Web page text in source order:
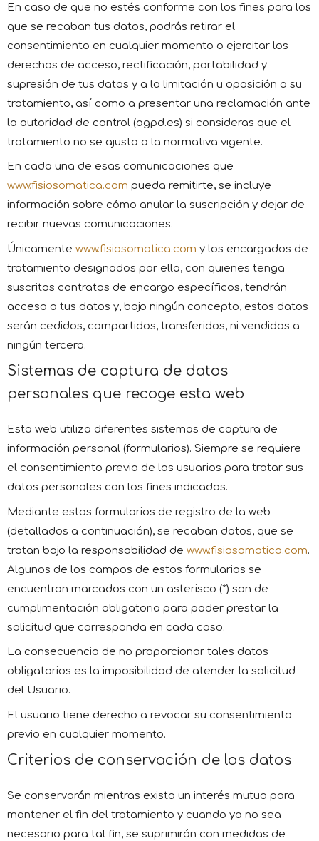
En caso de que no estés conforme con los fines para los
que se recaban tus datos, podrás retirar el
consentimiento en cualquier momento o ejercitar los
derechos de acceso, rectificación, portabilidad y
supresión de tus datos y a la limitación u oposición a su
tratamiento, así como a presentar una reclamación ante
la autoridad de control (agpd.es) si consideras que el
tratamiento no se ajusta a la normativa vigente.
En cada una de esas comunicaciones que
www.fisiosomatica.com pueda remitirte, se incluye
información sobre cómo anular la suscripción y dejar de
recibir nuevas comunicaciones.
Únicamente www.fisiosomatica.com y los encargados de
tratamiento designados por ella, con quienes tenga
suscritos contratos de encargo específicos, tendrán
acceso a tus datos y, bajo ningún concepto, estos datos
serán cedidos, compartidos, transferidos, ni vendidos a
ningún tercero.
Sistemas de captura de datos
personales que recoge esta web
Esta web utiliza diferentes sistemas de captura de
información personal (formularios). Siempre se requiere
el consentimiento previo de los usuarios para tratar sus
datos personales con los fines indicados.
Mediante estos formularios de registro de la web
(detallados a continuación), se recaban datos, que se
tratan bajo la responsabilidad de www.fisiosomatica.com.
Algunos de los campos de estos formularios se
encuentran marcados con un asterisco (*) son de
cumplimentación obligatoria para poder prestar la
solicitud que corresponda en cada caso.
La consecuencia de no proporcionar tales datos
obligatorios es la imposibilidad de atender la solicitud
del Usuario.
El usuario tiene derecho a revocar su consentimiento
previo en cualquier momento.
Criterios de conservación de los datos
Se conservarán mientras exista un interés mutuo para
mantener el fin del tratamiento y cuando ya no sea
necesario para tal fin, se suprimirán con medidas de